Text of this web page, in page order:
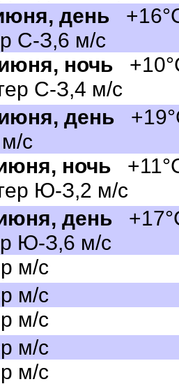
день
С-З,6 м/с
ночь
С-З,4 м/с
день
с
ночь
Ю-З,2 м/с
день
Ю-З,6 м/с
м/с
м/с
м/с
м/с
м/с